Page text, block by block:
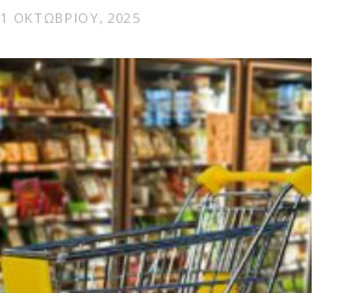
1 ΟΚΤΩΒΡΊΟΥ, 2025